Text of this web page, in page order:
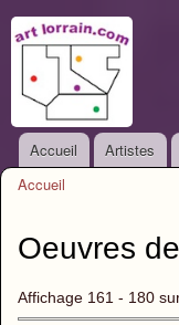
Menu principal
Accueil Artistes
Accueil
Oeuvres
Affichage 161 - 180